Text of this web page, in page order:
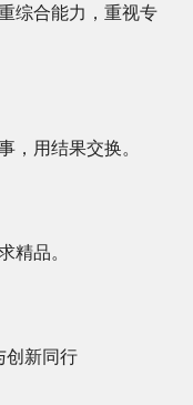
综合能力，重视专
，用结果交换。
精品。
创新同行